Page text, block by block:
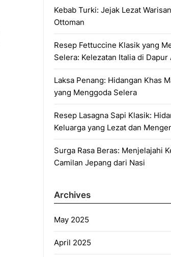
Kebab Turki: Jejak Lezat
Ottoman
Resep Fettuccine Klasik yang
Selera: Kelezatan Italia di Dapur
Laksa Penang: Hidangan Khas
yang Menggoda Selera
Resep Lasagna Sapi Klasik:
Keluarga yang Lezat dan
Surga Rasa Beras: Menjelajahi
Camilan Jepang dari Nasi
Archives
May 2025
April 2025